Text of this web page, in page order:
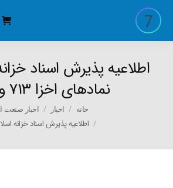
اطلاعیه پذیرش اسناد
نمادهای اخزا ۷۱۳ و ۷۱۴
خانه اخبار اخبار صنعت
اطلاعیه پذیرش اسناد خزانه